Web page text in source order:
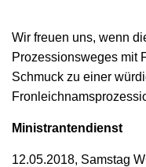
Wir freuen uns, wenn
Prozessionsweges mit
Schmuck zu einer
Ministrantendienst
12.05.2018, Samstag